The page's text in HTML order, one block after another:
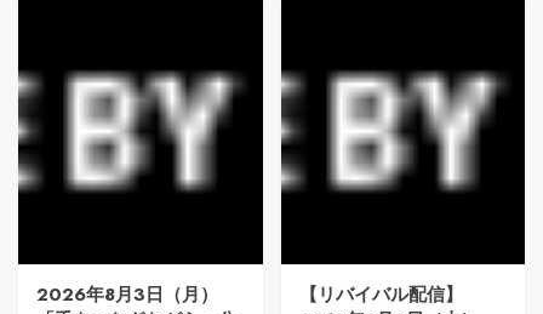
2026年8月3日（月）
【リバイバル配信】